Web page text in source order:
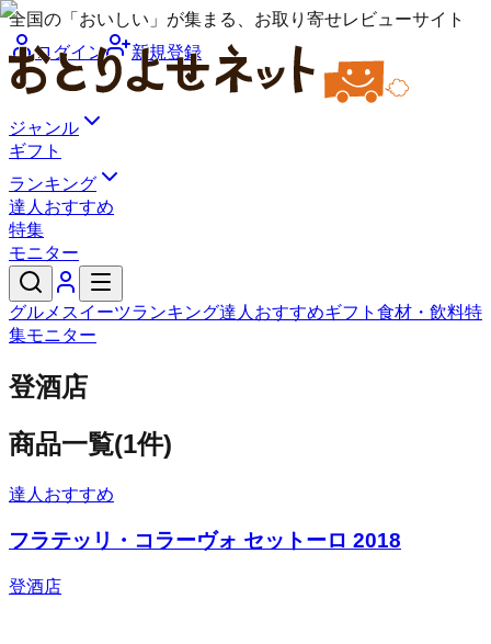
全国の「おいしい」が集まる、お取り寄せレビューサイト
ログイン
新規登録
ジャンル
ギフト
ランキング
達人おすすめ
特集
モニター
グルメ スイーツランキング達人おすすめギフト 食材・飲料特
集モニター
登酒店
商品一覧(1件)
達人おすすめ
フラテッリ・コラーヴォ セットーロ 2018
登酒店